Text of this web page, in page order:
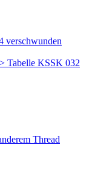
verschwunden
Tabelle KSSK 032
Thread